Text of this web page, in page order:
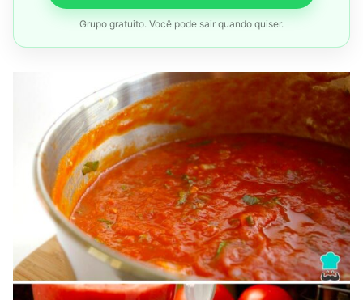
Grupo gratuito. Você pode sair quando quiser.